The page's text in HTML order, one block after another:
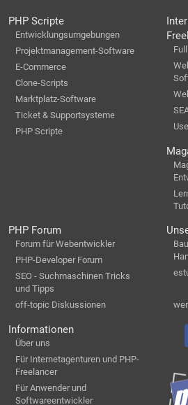
PHP Scripte
Entwicklungsumgebungen
Projektmanagement-Software
E-Commerce
Clone-Scripts
Marktplatz-Software
Ticket & Supportsysteme
PHP Scripte
PHP Forum
Forum für Webentwickler
PHP-Developer Forum
SEO - Suchmaschinen Tricks
und Tipps
off-topic Diskussionen
Informationen
Über uns
Für Internetagenturen und PHP-
Freelancer
Für Anwender und
Softwareentwickler